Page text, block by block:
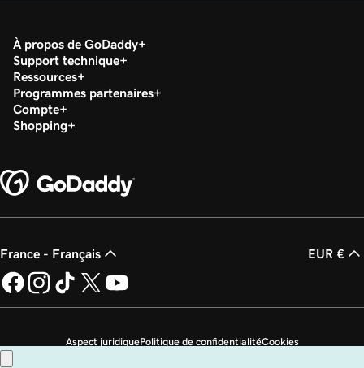
À propos de GoDaddy
Support technique
Ressources
Programmes partenaires
Compte
Shopping
France - Français EUR €
Aspect juridiquePolitique de confidentialitéCookies